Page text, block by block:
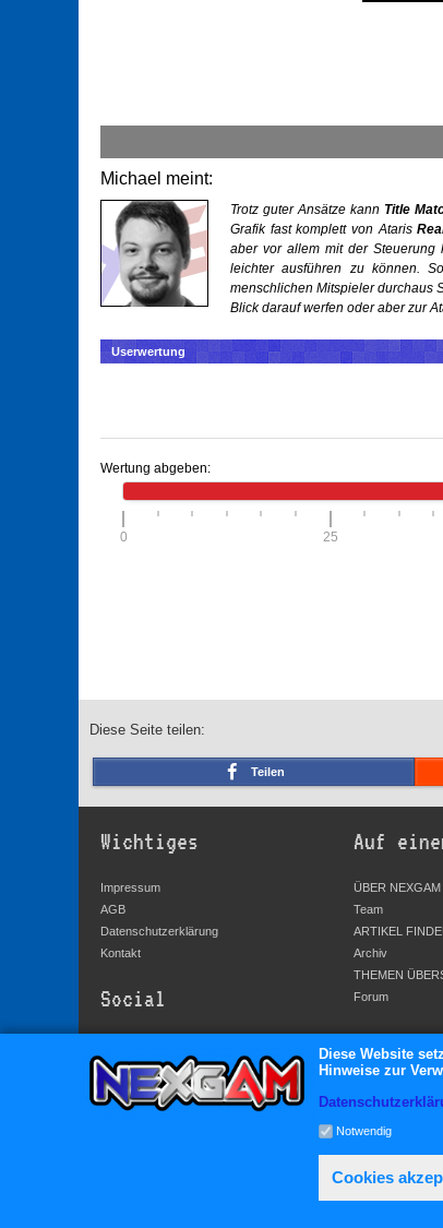
Michael meint:
Trotz guter Ansätze kann Title
Grafik fast komplett von Ataris
aber vor allem mit der Steuerung
leichter ausführen zu können.
menschlichen Mitspieler durchaus
Blick darauf werfen oder aber zur
Userwertung
Wertung abgeben:
0 25
Diese Seite teilen:
Teilen
Wichtiges
Impressum
AGB
Datenschutzerklärung
Kontakt
Social
Facebook
Twitter
Auf
ÜBER NEXGAM
Team
ARTIKEL
Archiv
THEMEN
Forum
Diese Website
Hinweise zur
Notwendig
Cookies